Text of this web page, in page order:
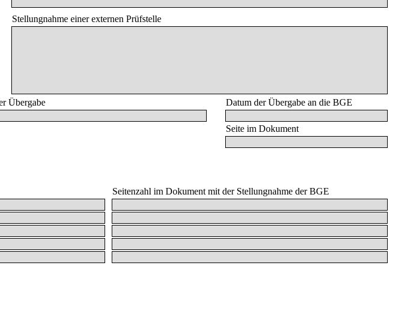
Stellungnahme einer externen Prüfstelle
Übergabe Datum der Übergabe an die BGE
Seite im Dokument
Seitenzahl im Dokument mit der Stellungnahme der BGE